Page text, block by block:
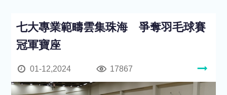
七大專業範疇雲集珠海 爭奪羽毛球賽
冠軍寶座
01-12,2024 17867